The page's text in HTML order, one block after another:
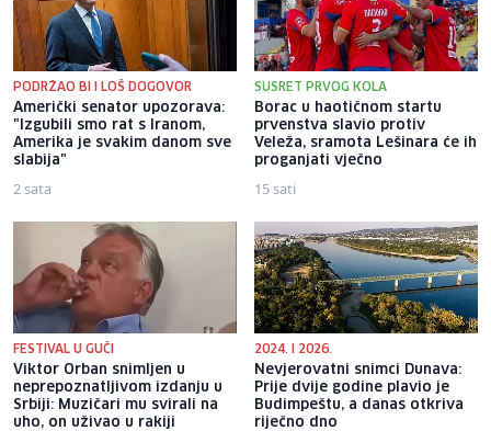
PODRŽAO BI I LOŠ DOGOVOR
Američki senator upozorava:
"Izgubili smo rat s Iranom,
Amerika je svakim danom sve
slabija"
2 sata
SUSRET PRVOG KOLA
Borac u haotičnom startu
prvenstva slavio protiv
Veleža, sramota Lešinara će ih
proganjati vječno
15 sati
FESTIVAL U GUČI
Viktor Orban snimljen u
neprepoznatljivom izdanju u
Srbiji: Muzičari mu svirali na
uho, on uživao u rakiji
2024. I 2026.
Nevjerovatni snimci Dunava:
Prije dvije godine plavio je
Budimpeštu, a danas otkriva
riječno dno